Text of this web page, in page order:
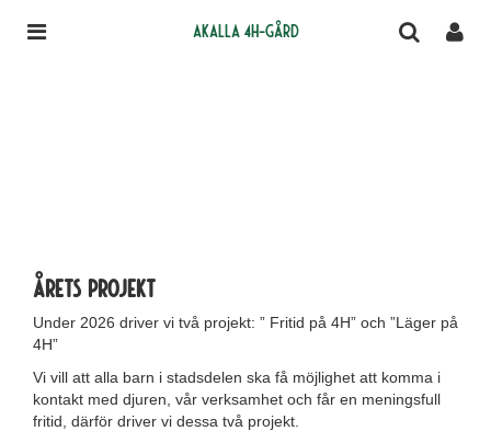
Akalla 4H-gård
Årets projekt
Under 2026 driver vi två projekt: ” Fritid på 4H” och ”Läger på
4H”
Vi vill att alla barn i stadsdelen ska få möjlighet att komma i
kontakt med djuren, vår verksamhet och får en meningsfull
fritid, därför driver vi dessa två projekt.